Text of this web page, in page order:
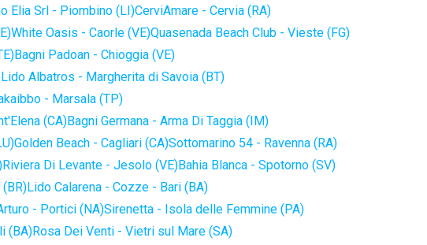
Elia Srl - Piombino (LI)CerviAmare - Cervia (RA)
White Oasis - Caorle (VE)Quasenada Beach Club - Vieste (FG)
Bagni Padoan - Chioggia (VE)
Lido Albatros - Margherita di Savoia (BT)
- Marsala (TP)
(CA)Bagni Germana - Arma Di Taggia (IM)
Golden Beach - Cagliari (CA)Sottomarino 54 - Ravenna (RA)
Riviera Di Levante - Jesolo (VE)Bahia Blanca - Spotorno (SV)
Lido Calarena - Cozze - Bari (BA)
- Portici (NA)Sirenetta - Isola delle Femmine (PA)
(BA)Rosa Dei Venti - Vietri sul Mare (SA)